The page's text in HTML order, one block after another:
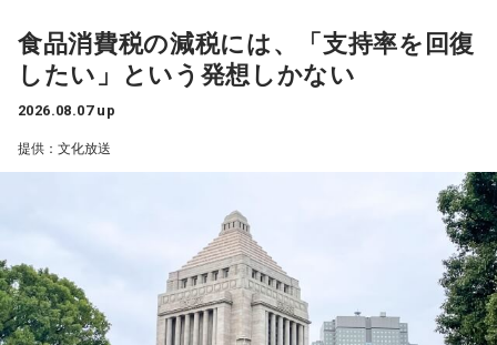
食品消費税の減税には、「支持率を回復
したい」という発想しかない
2026.08.07 up
提供：文化放送